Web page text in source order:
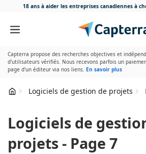
18 ans à aider les entreprises canadiennes à
Passer au contenu
Capterra propose des recherches objectives et
d'utilisateurs vérifiés. Nous recevons parfois un
page d'un éditeur via nos liens. En savoir plus
Logiciels de gestion de projets
Logiciels de
projets - Page 7